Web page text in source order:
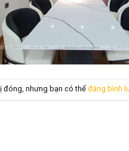
đóng, nhưng bạn có thể đăng bình